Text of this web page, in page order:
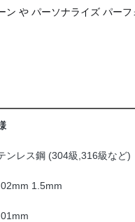
や パーソナライズ パー
ンレス鋼 (304級,316級など)
1.5mm